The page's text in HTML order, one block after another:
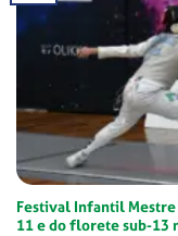
Festival Infantil Mestre
11 e do florete sub-13